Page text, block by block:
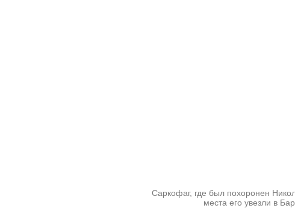
Саркофаг, где был похоронен
места его увезли в